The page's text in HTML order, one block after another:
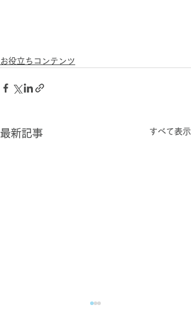
お役立ちコンテンツ
最新記事 すべて表示